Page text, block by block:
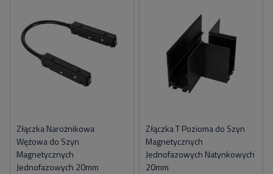
Złączka Narożnikowa
Wężowa do Szyn
Magnetycznych
Jednofazowych 20mm
Złączka T Pozioma do Szyn
Magnetycznych
Jednofazowych Natynkowych
20mm